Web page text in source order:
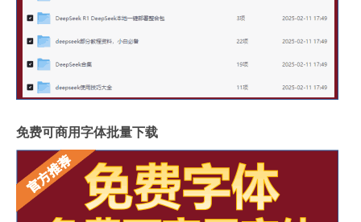
免费可商用字体批量下载